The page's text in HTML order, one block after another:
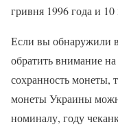
гривня 1996 года и
Если вы обнаружили
обратить внимание
сохранность монеты,
монеты Украины
номиналу, году